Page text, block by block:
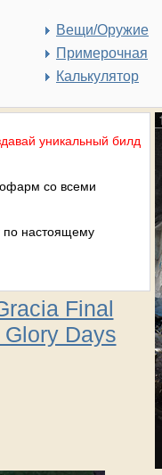
Вещи/Оружие
Примерочная
Калькулятор
уникальный билд
со всеми
по настоящему
Final
Days